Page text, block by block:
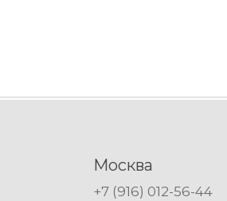
Москва
+7 (916) 012-56-44